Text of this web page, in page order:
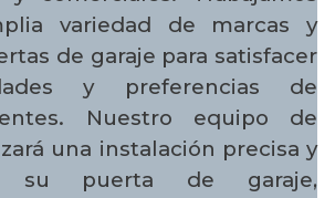
variedad de marcas y
de garaje para satisfacer
y preferencias de
Nuestro equipo de
una instalación precisa y
su puerta de garaje,